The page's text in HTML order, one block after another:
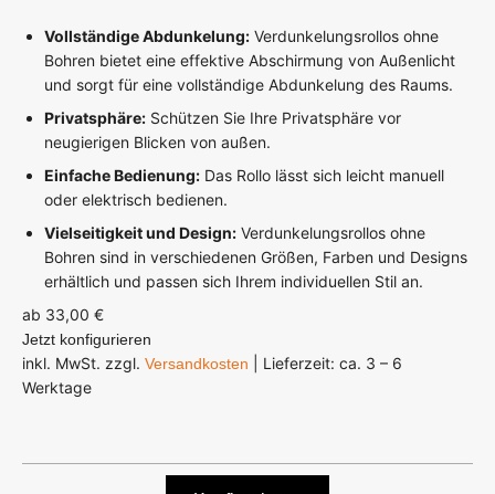
Vollständige Abdunkelung: Verdunkelungsrollos ohne
Bohren bietet eine effektive Abschirmung von Außenlicht
und sorgt für eine vollständige Abdunkelung des Raums.
Privatsphäre: Schützen Sie Ihre Privatsphäre vor
neugierigen Blicken von außen.
Einfache Bedienung: Das Rollo lässt sich leicht manuell
oder elektrisch bedienen.
Vielseitigkeit und Design: Verdunkelungsrollos ohne
Bohren sind in verschiedenen Größen, Farben und Designs
erhältlich und passen sich Ihrem individuellen Stil an.
ab 33,00 €
Jetzt konfigurieren
inkl. MwSt. zzgl. Versandkosten | Lieferzeit: ca. 3 – 6
Werktage